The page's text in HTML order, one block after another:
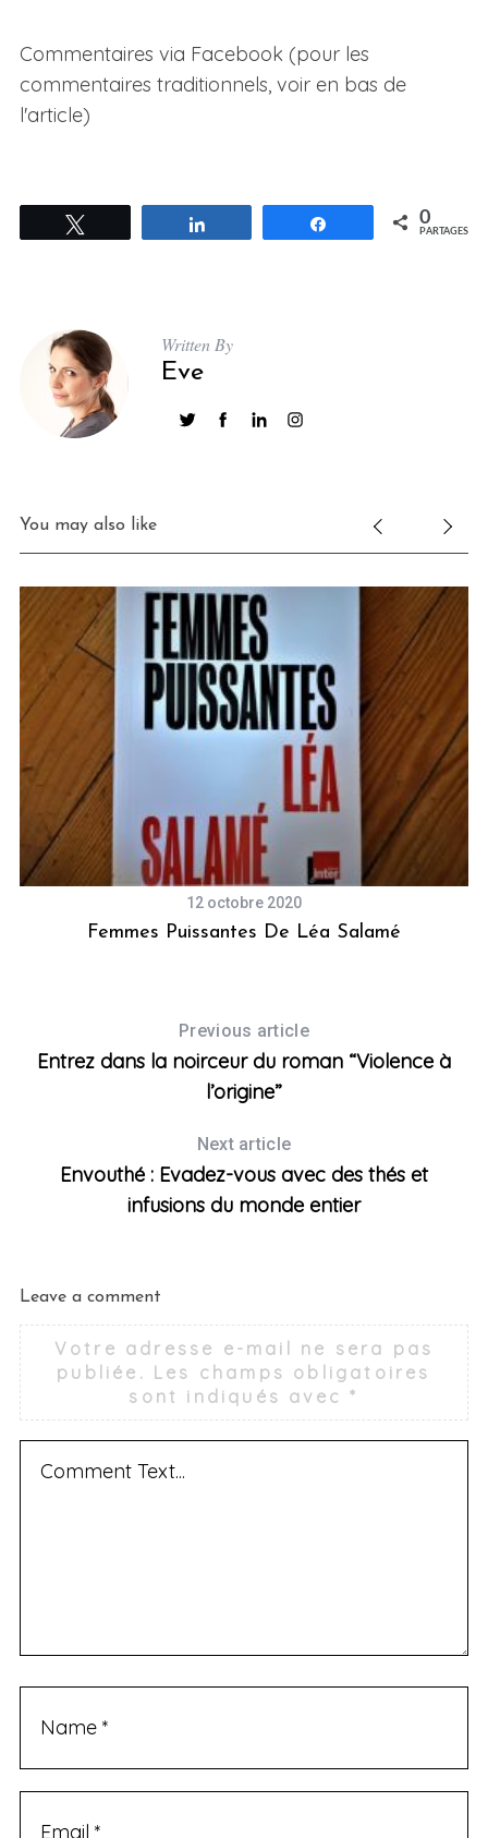
Commentaires via Facebook (pour les
commentaires traditionnels, voir en bas de
l'article)
Partagez 0
PARTAGES
Written By
Eve
You may also like
12 octobre 2020
Femmes Puissantes De Léa Salamé
Previous article
Entrez dans la noirceur du roman “Violence à
l’origine”
Next article
Envouthé : Evadez-vous avec des thés et
infusions du monde entier
Leave a comment
Votre adresse e-mail ne sera pas
publiée. Les champs obligatoires
sont indiqués avec*